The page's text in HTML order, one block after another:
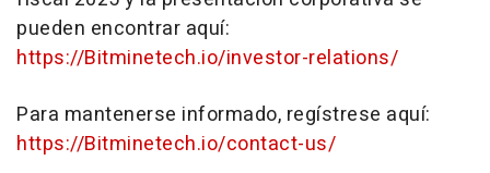
pueden encontrar aquí:
https://Bitminetech.io/investor-relations/
Para mantenerse informado, regístrese aquí:
https://Bitminetech.io/contact-us/